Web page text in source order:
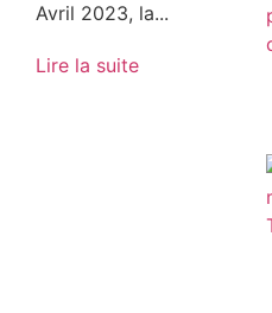
Avril 2023, la...
Lire la suite